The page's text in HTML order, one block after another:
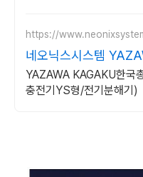
https://
네오닉스시스템
YAZAWA KAGAKU한국
충전기YS형/전기분해기)